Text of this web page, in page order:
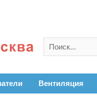
Вентиляция